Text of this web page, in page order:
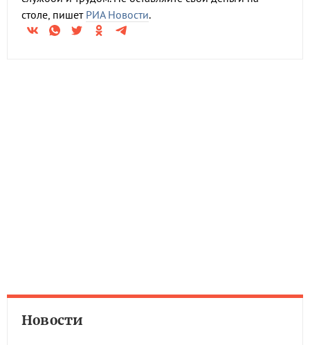
столе, пишет РИА Новости.
Новости